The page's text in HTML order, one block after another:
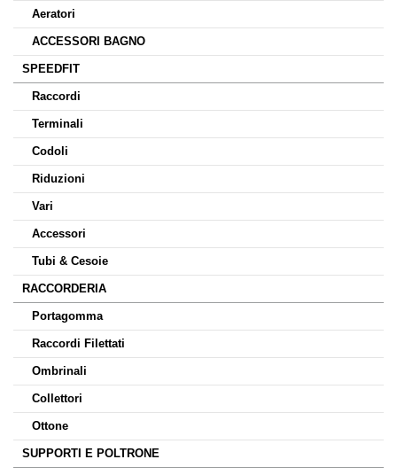
Aeratori
ACCESSORI BAGNO
SPEEDFIT
Raccordi
Terminali
Codoli
Riduzioni
Vari
Accessori
Tubi & Cesoie
RACCORDERIA
Portagomma
Raccordi Filettati
Ombrinali
Collettori
Ottone
SUPPORTI E POLTRONE